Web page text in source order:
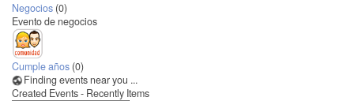
Negocios (0)
Evento de negocios
Cumple años (0)
Finding events near you ...
Created Events - Recently Items